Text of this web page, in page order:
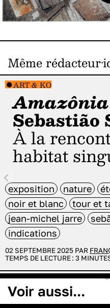
Même
ART & KO
Amazônia
Sebastião
À la rencontre d’un
habitat
exposition nature
noir et blanc
tour et
jean-michel jarre
indications
02 SEPTEMBRE 2025 PAR
TEMPS DE LECTURE : 3
Voir aussi...